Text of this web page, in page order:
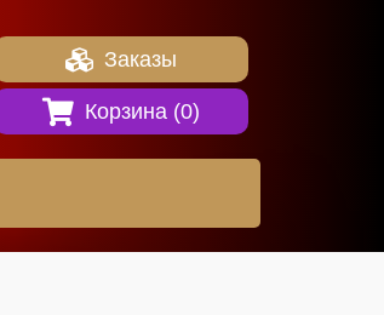
Заказы
Корзина (0)